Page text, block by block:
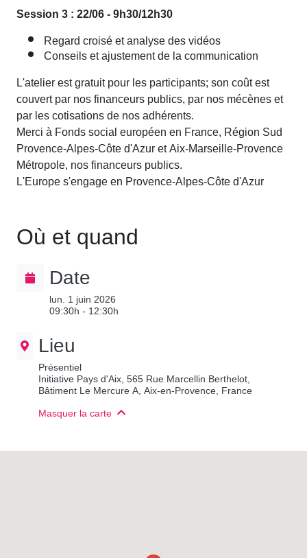
Session 3 : 22/06 - 9h30/12h30
Regard croisé et analyse des vidéos
Conseils et ajustement de la communication
L'atelier est gratuit pour les participants; son coût est
couvert par nos financeurs publics, par nos mécènes et
par les cotisations de nos adhérents.
Merci à Fonds social européen en France, Région Sud
Provence-Alpes-Côte d'Azur et Aix-Marseille-Provence
Métropole, nos financeurs publics.
L'Europe s'engage en Provence-Alpes-Côte d'Azur
Où et quand
Date
lun. 1 juin 2026
09:30h - 12:30h
Lieu
Présentiel
Initiative Pays d'Aix, 565 Rue Marcellin Berthelot,
Bâtiment Le Mercure A, Aix-en-Provence, France
Masquer la carte